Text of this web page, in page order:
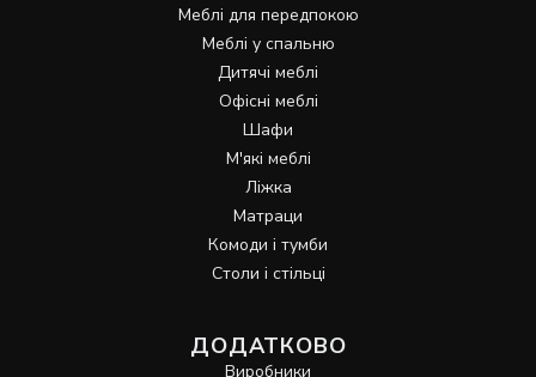
Меблі для передпокою
Меблі у спальню
Дитячі меблі
Офісні меблі
Шафи
М'які меблі
Ліжка
Матраци
Комоди і тумби
Столи і стільці
ДОДАТКОВО
Виробники